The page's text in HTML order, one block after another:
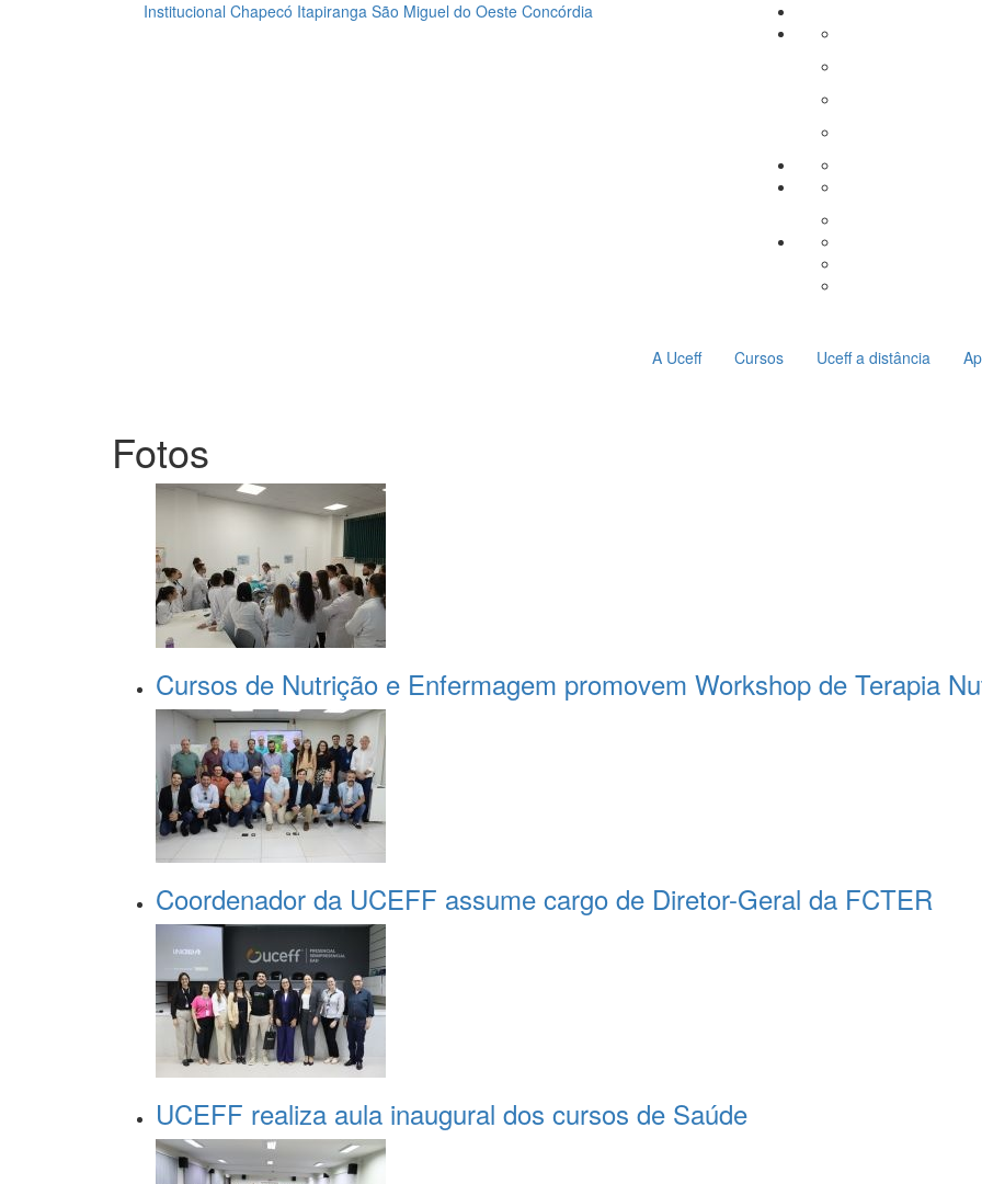
Institucional Chapecó Itapiranga São Miguel do Oeste Concórdia
A Uceff
Cursos Uceff a distância
Fotos
Cursos de Nutrição e Enfermagem promovem Workshop de Terapia
Coordenador da UCEFF assume cargo de Diretor-Geral da FCTER
UCEFF realiza aula inaugural dos cursos de Saúde